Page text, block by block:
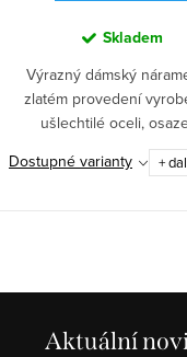
Skladem
Výrazný dámský
zlatém provedení
ušlechtilé oceli,
kubickou...
Dostupné varianty +
Aktuální